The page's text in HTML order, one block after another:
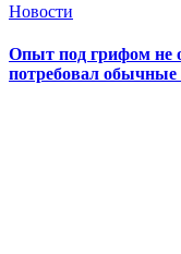
Новости
Опыт под грифом не
потребовал